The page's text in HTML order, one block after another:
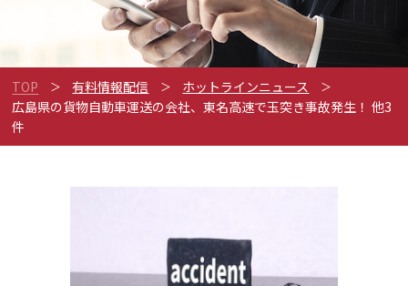
TOP 有料情報配信
ホットラインニュース
広島県の貨物自動車運送の会社、東名高速で玉突き事故発生！ 他3
件